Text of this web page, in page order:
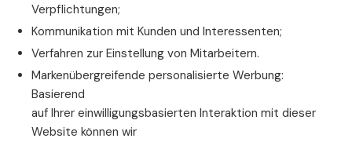
Verpflichtungen;
Kommunikation mit Kunden und Interessenten;
Verfahren zur Einstellung von Mitarbeitern.
Markenübergreifende personalisierte Werbung:
Basierend
auf Ihrer einwilligungsbasierten Interaktion mit dieser
Website können wir